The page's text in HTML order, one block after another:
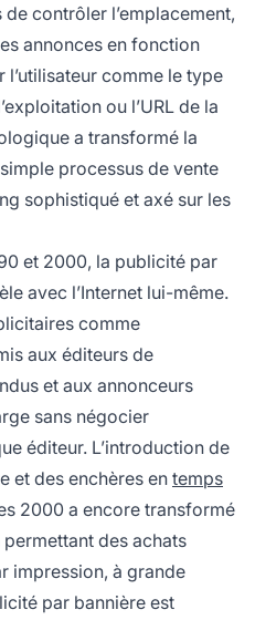
contrôler l’emplacement,
annonces en fonction
l’utilisateur comme le type
ou l’URL de la
a transformé la
processus de vente
sophistiqué et axé sur les
et 2000, la publicité par
avec l’Internet lui-même.
comme
aux éditeurs de
et aux annonceurs
sans négocier
éditeur. L’introduction de
et des enchères en temps
2000 a encore transformé
des achats
impression, à grande
par bannière est